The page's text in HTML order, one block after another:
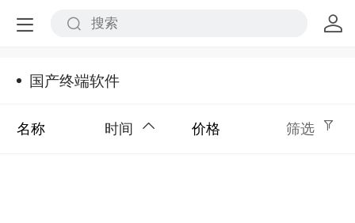
国产终端软件
名称 时间 价格 筛选